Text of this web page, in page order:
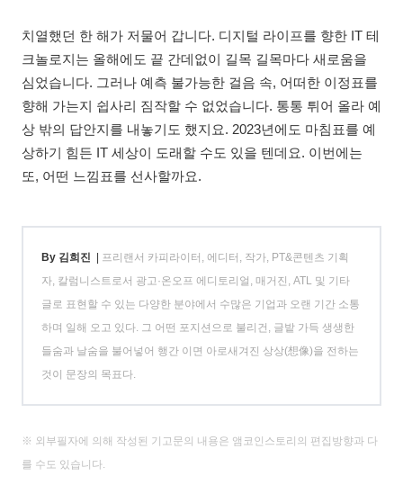
치열했던 한 해가 저물어 갑니다. 디지털 라이프를 향한 IT 테
크놀로지는 올해에도 끝 간데없이 길목 길목마다 새로움을
심었습니다. 그러나 예측 불가능한 걸음 속, 어떠한 이정표를
향해 가는지 쉽사리 짐작할 수 없었습니다. 통통 튀어 올라 예
상 밖의 답안지를 내놓기도 했지요. 2023년에도 마침표를 예
상하기 힘든 IT 세상이 도래할 수도 있을 텐데요. 이번에는
또, 어떤 느낌표를 선사할까요.
By 김희진 | 프리랜서 카피라이터, 에디터, 작가, PT&콘텐츠 기획
자, 칼럼니스트로서 광고·온오프 에디토리얼, 매거진, ATL 및 기타
글로 표현할 수 있는 다양한 분야에서 수많은 기업과 오랜 기간 소통
하며 일해 오고 있다. 그 어떤 포지션으로 불리건, 글밭 가득 생생한
들숨과 날숨을 불어넣어 행간 이면 아로새겨진 상상(想像)을 전하는
것이 문장의 목표다.
※ 외부필자에 의해 작성된 기고문의 내용은 앰코인스토리의 편집방향과 다
를 수도 있습니다.